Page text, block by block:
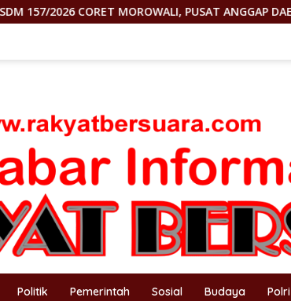
PUSAT ANGGAP DAERAH CUMA MESIN UANG
Politik Pemerintah Sosial Budaya Polri